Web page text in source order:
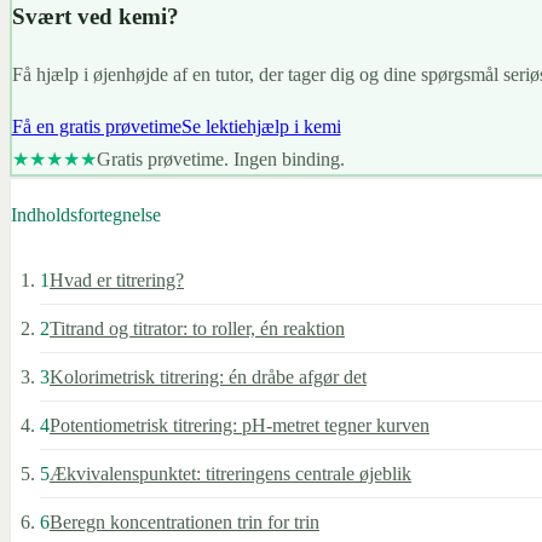
Svært ved kemi?
Få hjælp i øjenhøjde af en tutor, der tager dig og dine spørgsmål
Få en gratis prøvetimeSe lektiehjælp i kemi
★★★★★Gratis prøvetime. Ingen binding.
Indholdsfortegnelse
1Hvad er titrering?
2Titrand og titrator: to roller, én reaktion
3Kolorimetrisk titrering: én dråbe afgør det
4Potentiometrisk titrering: pH-metret tegner kurven
5Ækvivalenspunktet: titreringens centrale øjeblik
6Beregn koncentrationen trin for trin